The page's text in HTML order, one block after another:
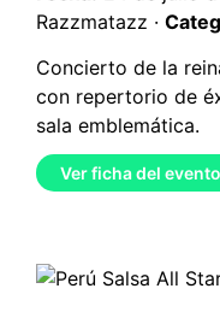
Razzmatazz ·
Concierto de la
con repertorio de
sala emblemática.
Ver ficha del evento